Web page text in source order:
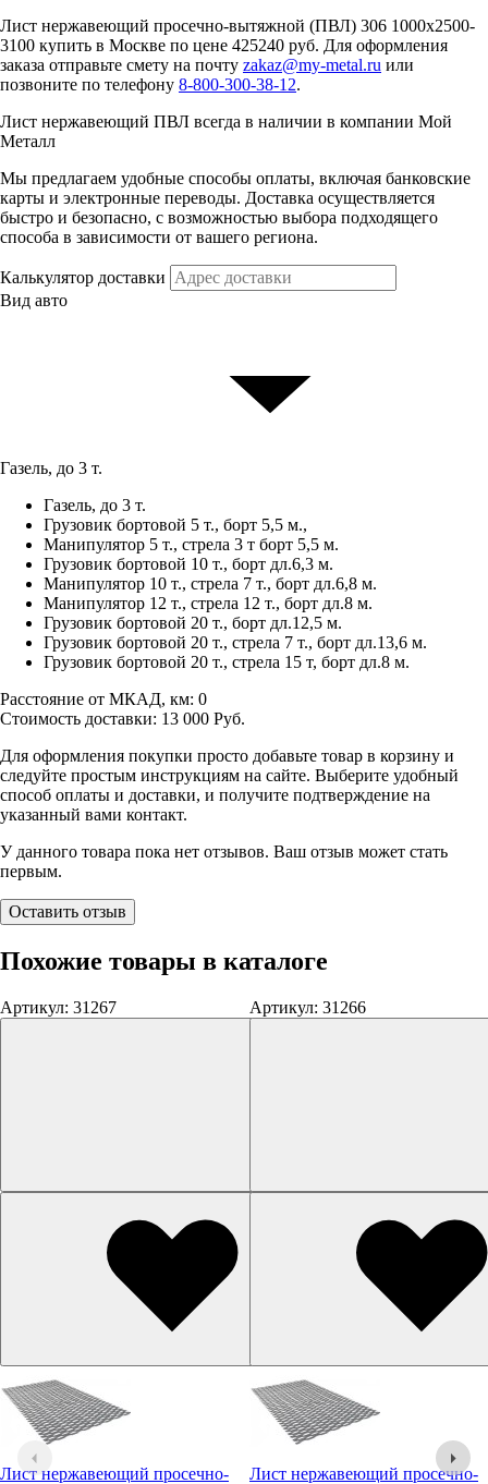
Лист нержавеющий просечно-вытяжной (ПВЛ) 306 1000х2500-
3100 купить в Москве по цене 425240 руб. Для оформления
заказа отправьте смету на почту zakaz@my-metal.ru или
позвоните по телефону 8-800-300-38-12.
Лист нержавеющий ПВЛ всегда в наличии в компании Мой
Металл
Мы предлагаем удобные способы оплаты, включая банковские
карты и электронные переводы. Доставка осуществляется
быстро и безопасно, с возможностью выбора подходящего
способа в зависимости от вашего региона.
Калькулятор доставки
Вид авто
Газель, до 3 т.
Газель, до 3 т.
Грузовик бортовой 5 т., борт 5,5 м.,
Манипулятор 5 т., стрела 3 т борт 5,5 м.
Грузовик бортовой 10 т., борт дл.6,3 м.
Манипулятор 10 т., стрела 7 т., борт дл.6,8 м.
Манипулятор 12 т., стрела 12 т., борт дл.8 м.
Грузовик бортовой 20 т., борт дл.12,5 м.
Грузовик бортовой 20 т., стрела 7 т., борт дл.13,6 м.
Грузовик бортовой 20 т., стрела 15 т, борт дл.8 м.
Расстояние от МКАД, км: 0
Стоимость доставки: 13 000 Руб.
Для оформления покупки просто добавьте товар в корзину и
следуйте простым инструкциям на сайте. Выберите удобный
способ оплаты и доставки, и получите подтверждение на
указанный вами контакт.
У данного товара пока нет отзывов. Ваш отзыв может стать
первым.
Оставить отзыв
Похожие товары в каталоге
Артикул: 31267
Лист нержавеющий просечно-
Артикул: 31266
Лист нержавеющий просечно-